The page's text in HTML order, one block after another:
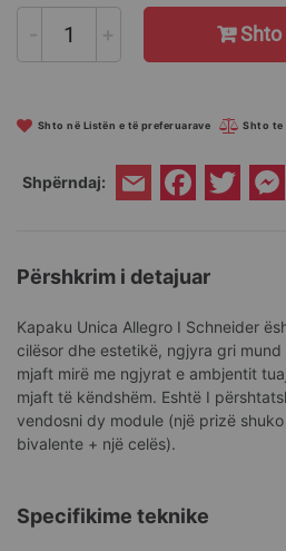
- +
Shto në Listën e të preferuarave Shto te
Shpërndaj: Email Facebook
Twitter
Përshkrim i detajuar
Kapaku Unica Allegro I Schneider
cilësor dhe estetikë, ngjyra gri
mjaft mirë me ngjyrat e ambjentit
mjaft të këndshëm. Eshtë I
vendosni dy module (një prizë
bivalente + një celës).
Specifikime teknike